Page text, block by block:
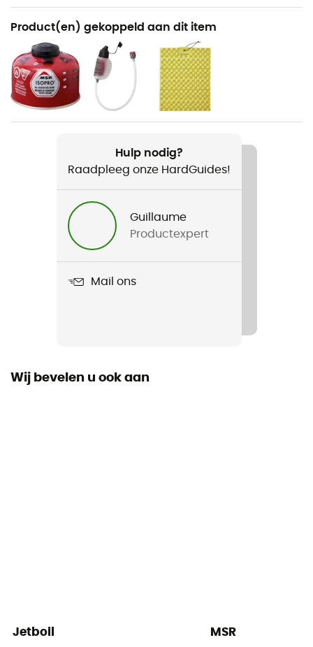
Aanbevolen voor
Wandelen / Tourskiën / Trekking / Bergbeklimmen /
Dagelijks Leven
Gewicht
430 g
Type brandstof
Product(en) gekoppeld aan dit item
Hulp nodig?
Raadpleeg onze HardGuides!
Guillaume
Productexpert
Mail ons
Wij bevelen u ook aan
Jetboil MSR